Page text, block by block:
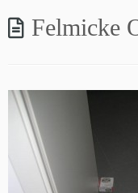
Felmicke